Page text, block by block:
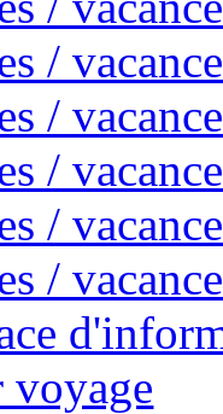
/
/
/
/
/
voyage